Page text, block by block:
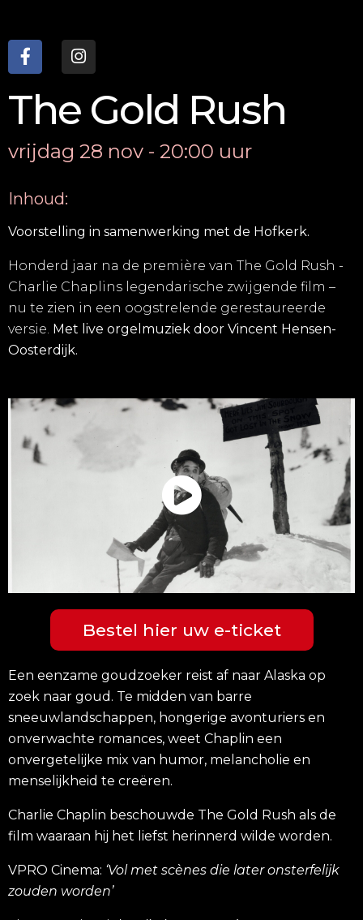
The Gold Rush
vrijdag 28 nov - 20:00 uur
Inhoud:
Voorstelling in samenwerking met de Hofkerk.
Honderd jaar na de première van The Gold Rush -
Charlie Chaplins legendarische zwijgende film –
nu te zien in een oogstrelende gerestaureerde
versie. Met live orgelmuziek door Vincent Hensen-
Oosterdijk.
Bestel hier uw e-ticket
Een eenzame goudzoeker reist af naar Alaska op
zoek naar goud. Te midden van barre
sneeuwlandschappen, hongerige avonturiers en
onverwachte romances, weet Chaplin een
onvergetelijke mix van humor, melancholie en
menselijkheid te creëren.
Charlie Chaplin beschouwde The Gold Rush als de
film waaraan hij het liefst herinnerd wilde worden.
VPRO Cinema: ‘Vol met scènes die later onsterfelijk
zouden worden’